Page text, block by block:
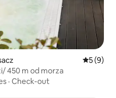
5 (9)
450 m od morza
· Check-out